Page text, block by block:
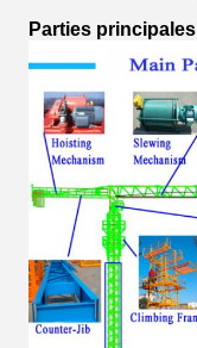
Parties principales